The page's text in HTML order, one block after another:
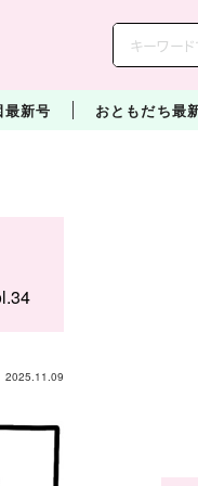
新号 おともだち最
2025.11.09